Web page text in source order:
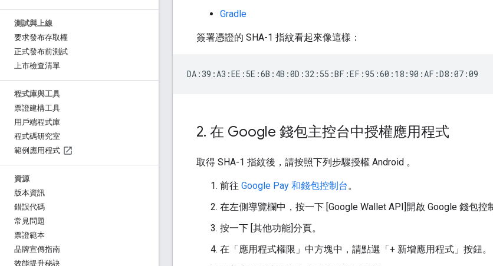
測試與上線
要求發布存取權
正式發布前測試
上市檢查清單
程式庫與工具
票證建構工具
用戶端程式庫
程式碼研究室
範例應用程式
資源
版本資訊
錯誤代碼
常見問題
票證範本
品牌宣傳指南
效能提升秘訣
Gradle
簽署憑證的 SHA-1 指紋看起來像這樣：
2. 在 Google 錢包主控台中授權應用程式
取得 SHA-1 指紋後，請按照下列步驟授權 Android 。
前往 Google Pay 和錢包控制台。
在左側導覽欄中，按一下 [Google Wallet API]開啟 Google 錢包控
按一下 [其他功能]分頁。
在「應用程式權限」中方塊中，請點選「+ 新增應用程式」按鈕。